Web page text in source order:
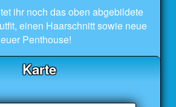
ihr noch das oben abgebildete
einen Haarschnitt sowie neue
Penthouse!
Karte